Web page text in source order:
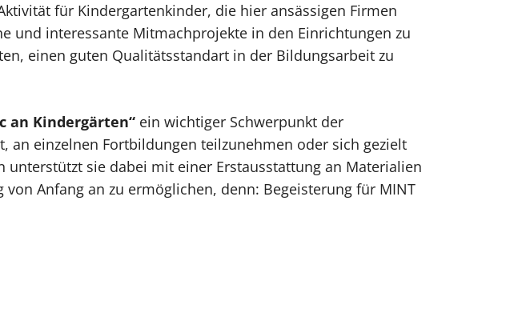
für Kindergartenkinder, die hier ansässigen Firmen
und interessante Mitmachprojekte in den Einrichtungen zu
einen guten Qualitätsstandart in der Bildungsarbeit zu
an Kindergärten“ ein wichtiger Schwerpunkt der
einzelnen Fortbildungen teilzunehmen oder sich gezielt
sie dabei mit einer Erstausstattung an Materialien
Anfang an zu ermöglichen, denn: Begeisterung für MINT